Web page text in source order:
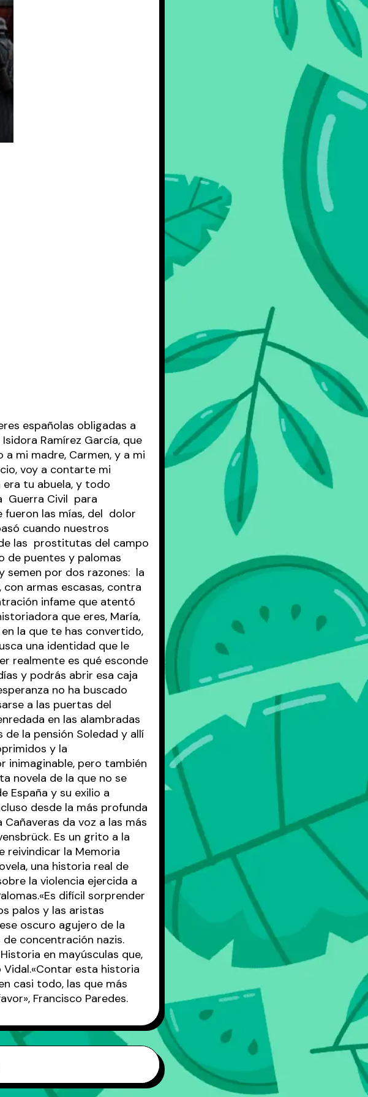
españolas obligadas a
Ramírez García, que
mi madre, Carmen, y a mi
voy a contarte mi
era tu abuela, y todo
Guerra Civil para
fueron las mías, del dolor
cuando nuestros
las prostitutas del campo
de puentes y palomas
semen por dos razones: la
armas escasas, contra
infame que atentó
que eres, María,
la que te has convertido,
una identidad que le
realmente es qué esconde
y podrás abrir esa caja
no ha buscado
a las puertas del
en las alambradas
de la pensión Soledad y allí
y la
inimaginable, pero también
novela de la que no se
España y su exilio a
desde la más profunda
da voz a las más
Es un grito a la
reivindicar la Memoria
una historia real de
la violencia ejercida a
difícil sorprender
palos y las aristas
oscuro agujero de la
concentración nazis.
en mayúsculas que,
Vidal.«Contar esta historia
casi todo, las que más
Francisco Paredes.